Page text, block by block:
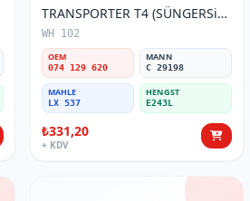
TRANSPORTER T4 (SÜNGERSiZ)
074 129 620 Hava Filtresi
WH 102
OEM
074 129 620
MANN
C 29198
MAHLE
LX 537
HENGST
E243L
₺331,20
+ KDV